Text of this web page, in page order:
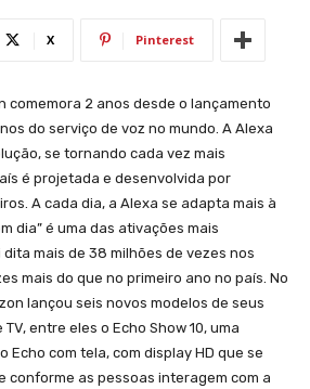
X Pinterest
comemora 2 anos desde o lançamento
do serviço de voz no mundo. A Alexa
se tornando cada vez mais
é projetada e desenvolvida por
A cada dia, a Alexa se adapta mais à
dia” é uma das ativações mais
mais de 38 milhões de vezes nos
mais do que no primeiro ano no país. No
lançou seis novos modelos de seus
entre eles o Echo Show 10, uma
Echo com tela, com display HD que se
conforme as pessoas interagem com a